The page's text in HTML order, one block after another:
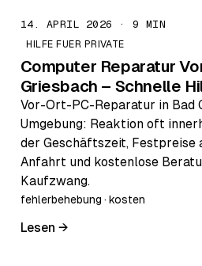
14. APRIL 2026 · 9 MIN
HILFE FUER PRIVATE
Computer Reparatur
Griesbach – Schnelle
Vor-Ort-PC-Reparatur in Bad
Umgebung: Reaktion oft
der Geschäftszeit, Festpreise
Anfahrt und kostenlose
Kaufzwang.
fehlerbehebung · kosten
Lesen →